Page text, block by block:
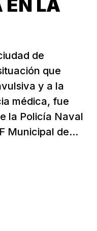
EN LA
de
que
y a la
médica, fue
la Policía Naval
Municipal de...